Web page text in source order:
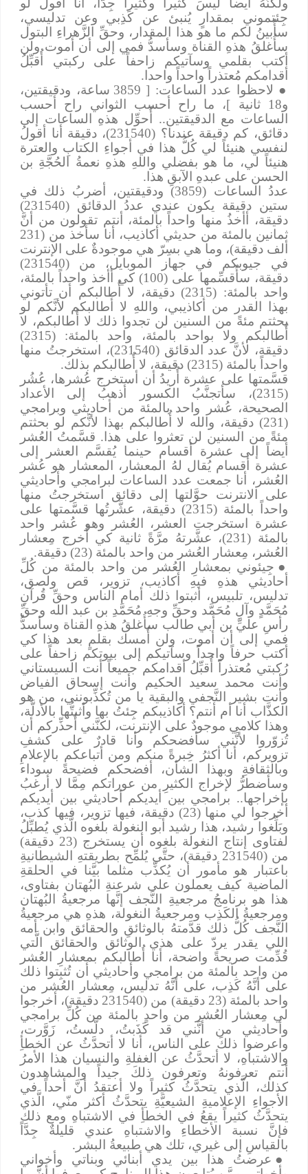
ولكنَّهُ أيضاً ليسَ كثيراً وكثيراً جِدَّاً، أنا أقول لو
جِئتموني بمقدارٍ يُنبئ عن كَذِبي وعن تدليسي،
سأُبينُ لكم ما هو هذا المقدار، وحقِّ الزَّهراءِ البتول
سأُغلقُ هذهِ القناة وسأسدُّ فمي إلى أن أموت ولن
أكتب بقلمي وسآتيكم زاحفاً على ركبتي أُقبِّلُ
أقدامكم مُعتذراً واحداً واحدا.
●
لاحظوا عدد الساعات: [ 3859 ساعة، ودقيقتين،
و18 ثانية ]، ما راح أحسب الثواني راح أحسب
الساعات مع الدقيقتين.. أُحوِّل هذهِ الساعات إلى
دقائق، كم دقيقة عندنا؟ (231540)، دقيقة أنا أقولُ
لنفسي هنيئاً لي كُلُّ هذا في أجواءِ الكتابِ والعترة
هنيئاً لي، ما هو بفضلي واللهِ هذهِ نعمةُ الحُجَّةِ بن
الحسن على عبدهِ الآبقِ هذا.
عددُ الساعات (3859) ودقيقتين، أضربُ ذلك في
ستين دقيقة يكون عندي عددُ الدقائق (231540)
دقيقة، أأخذُ منها واحداً بالمئة، أنتم تقولون من أنَّ
ثمانين بالمئة من حديثي أكاذيب، أنا سأخذ من (231
ألف دقيقة)، وما هي بسِرّ هي موجودةٌ على الإنترنت
في جيوبكم في جهاز الموبايل، من (231540)
دقيقة، سأُقسِّمها على (100) كي أأخذ واحداً بالمئة،
واحد بالمئة: (2315) دقيقة، لا أُطالبكم أن تأتوني
بهذا القدر من أكاذيبي، واللهِ لا أطالبكم لأنَّكم لو
بحثتم مئةً من السنين لن تجدوا ذلك لا أُطالبكم، لا
أُطالبكم ولا بواحد بالمئة، واحد بالمئة: (2315)
دقيقة، لأنَّ عدد الدقائق (231540)، استخرجتُ منها
واحداً بالمئة (2315) دقيقة، لا أُطالبكم بذلك.
قسَّمتها على عشرة أُريدُ أن أستخرج عُشرها، عُشُر
(2315)، سأتجنَّبُ الكسور أذهبُ إلى الأعداد
الصحيحة، عُشر واحد بالمئة من أحاديثي وبرامجي
(231) دقيقة، والله لا أُطالبكم بهذا لأنَّكم لو بحثتم
مئةً من السنين لن تعثروا على هذا. قسَّمتُ العُشر
أيضاً إلى عشرة أقسام حينما يُقسَّم العشر إلى
عشرة أقسام يُقال لهُ المعشار، المعشار هو عُشر
العُشر، أنا جمعت عدد الساعات لبرامجي وأحاديثي
على الانترنت حوَّلتها إلى دقائق استخرجتُ منها
واحداً بالمئة (2315) دقيقة، عشَّرتُها قسَّمتها على
عشرة استخرجت العشر، العُشر وهو عُشر واحد
بالمئة (231)، عشَّرتهُ مرَّةً ثانية كي أُخرج مِعشار
العُشر، مِعشار العُشر من واحد بالمئة (23) دقيقة.
●جِيئوني بمعشارِ العُشر من واحد بالمئة من كُلِّ
أحاديثي هذهِ فيهِ أكاذيب، تزوير، قص ولصق،
تدليس، تلبيس، أثبتوا ذلك أمام الناس وحقِّ قُرآنِ
مُحَمَّدٍ وآلِ مُحَمَّد وحقِّ وجهِ مُحَمَّدِ بن عبد الله وحقِّ
رأسِ عليِّ بن أبي طالب سأُغلقُ هذهِ القناة وسأسدُّ
فمي إلى أن أموت، ولن أُمسك بقلمٍ بعد هذا كي
أكتب حرفاً واحداً وسآتيكم إلى بيوتكم زاحفاً على
رُكبتي مُعتذراً أُقبِّلُ أقدامكم جميعاً أنت السيستاني
وأنت محمد سعيد الحكيم وأنت إسحاق الفياض
وأنت بشير النَّجفي والبقية يا من تُكذِّبونني، من هو
الكذَّاب أنا أم أنتم؟ أكاذيبكم جِئتُ بها وأثبتُّها بالأدلَّة،
وهذا كلامي موجودٌ على الإنترنت، لكنَّني أُحذِّركم أن
تُزوّروا لأنَّني سأفضحكم وأنا قادرٌ على كشفِ
تزويركم، أنا أكثرُ خِبرةً منكم ومن أتباعكم بالإعلامِ
وبالثقافةِ وبهذا الشأن، أفضحكم فضيحةً سوداء
وسأضطرُّ لإخراج الكثيرِ من عوراتكم مِمَّا لا أرغبُ
بإخراجها.. برامجي بين أيديكم أحاديثي بين أيديكم
أخرجوا لي منها (23) دقيقة، فيها تزوير، فيها كذب،
وبَلِّغوا رشيد، هذا رشيد أبو النغولة بلغوه الَّذي يُطبِّلُ
لفتاوى إنتاج النغولة بلغوه أن يستخرج (23 دقيقة)
من (231540 دقيقة)، حتَّى يُلمِّح بطريقتهِ الشيطانيةِ
باعتبار هو مأمور أن يُكذِّب مثلما بيَّنا في الحلقةِ
الماضية كيف يعملون على شرعنةِ البُهتان بفتاوى،
هذا هو برنامجُ مرجعيةِ النَّجف إنَّها مرجعيةُ البُهتان
ومرجعيةُ الكَذِب ومرجعيةُ النغولة، هذهِ هي مرجعيةُ
النَّجف كُلُّ ذلك قدَّمتهُ بالوثائقِ والحقائق وابن أمه
اللي يقدر يردّ على هذي الوثائق والحقائق الَّتي
قُدِّمت صريحةً واضحة، أنا أُطالبكم بمعشارِ العُشر
من واحد بالمئة من برامجي وأحاديثي أن تُثبِتوا ذلك
على أنَّهُ كَذِب، على أنَّهُ تدليس، مِعشار العُشر من
واحد بالمئة (23 دقيقة) من (231540 دقيقة)، أخرجوا
لي مِعشار العُشر من واحدٍ بالمئة من كُلِّ برامجي
وأحاديثي من أنَّني قد كَذَبتُ، دلَّستُ، زَوَّرت،
واعرضوا ذلكَ على الناس، أنا لا أتحدَّثُ عن الخطأِ
والاشتباهِ، لا أتحدَّثُ عن الغفلةِ والنسيان هذا الأمرُ
أنتم تعرفونهُ وتعرفون ذلكَ جيداً والمشاهدون
كذلك، الَّذي يتحدَّثُ كثيراً ولا أعتقدُ أنَّ أحداً في
الأجواءِ الإعلاميةِ الشيعيَّةِ يتحدَّثُ أكثر منّي، الَّذي
يتحدَّثُ كثيراً يقعُ في الخطأِ في الاشتباهِ ومع ذلك
فإنَّ نسبة الأخطاءِ والاشتباهِ عندي قليلةٌ جِدَّاً
بالقياسِ إلى غيري، تلك هي طبيعةُ البشر.
●عرضتُ هذا بين يدي أبنائي وبناتي وأخواني